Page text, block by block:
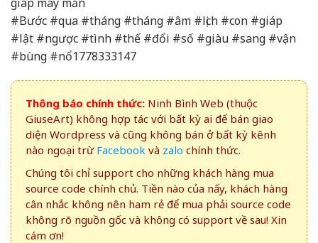
#Bước #qua #tháng #tháng #âm #lịch #con #giáp
#lật #ngược #tình #thế #đổi #số #giàu #sang #vận
#bùng #nổ1778333147
Thông báo chính thức: Ninh Bình Web (thuộc
GiuseArt) không hợp tác với bất kỳ ai để bán giao
diện Wordpress và cũng không bán ở bất kỳ kênh
nào ngoại trừ Facebook và zalo chính thức.
Chúng tôi chỉ support cho những khách hàng mua
source code chính chủ. Tiền nào của nấy, khách hàng
cân nhắc không nên ham rẻ để mua phải source code
không rõ nguồn gốc và không có support về sau! Xin
cám ơn!